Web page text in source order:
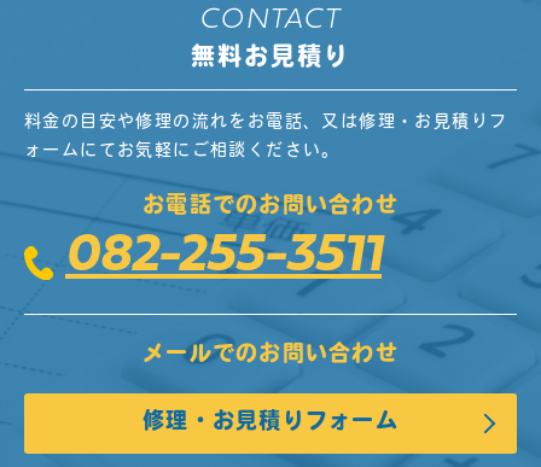
CONTACT
無料お見積り
料金の目安や修理の流れをお電話、又は修理・お見積りフ
ォームにてお気軽にご相談ください。
お電話でのお問い合わせ
082-255-3511
メールでのお問い合わせ
修理・お見積りフォーム